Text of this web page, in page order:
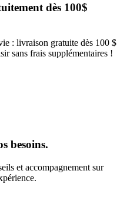
dès 100$
: livraison gratuite dès 100 $
sans frais supplémentaires !
besoins.
et accompagnement sur